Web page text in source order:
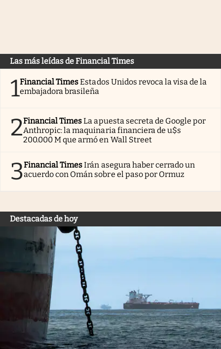
Las más leídas de Financial Times
1Financial TimesEstados Unidos revoca la visa de la
embajadora brasileña
2Financial TimesLa apuesta secreta de Google por
Anthropic: la maquinaria financiera de u$s
200.000 M que armó en Wall Street
3Financial TimesIrán asegura haber cerrado un
acuerdo con Omán sobre el paso por Ormuz
Destacadas de hoy